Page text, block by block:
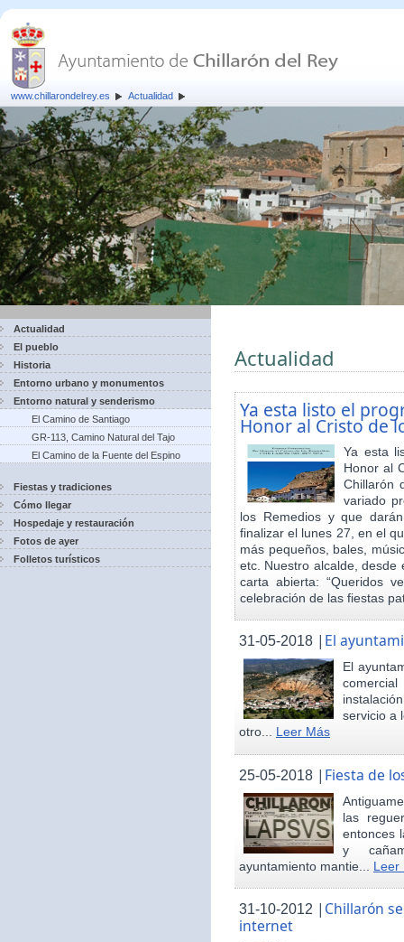
www.chillarondelrey.es Actualidad
Actualidad
El pueblo
Historia
Entorno urbano y monumentos
Entorno natural y senderismo
El Camino de Santiago
GR-113, Camino Natural del Tajo
El Camino de la Fuente del Espino
Fiestas y tradiciones
Cómo llegar
Hospedaje y restauración
Fotos de ayer
Folletos turísticos
Actualidad
Ya esta listo el
Honor al Cristo de
Ya esta
Honor al
Chillarón
variado
los Remedios y que
finalizar el lunes 27, en el
más pequeños, bales,
etc. Nuestro alcalde,
carta abierta: “Queridos
celebración de las fiestas
31-05-2018 | El
El
servicio a
otro... Leer Más
25-05-2018 | Fiesta de
las
entonces
y
ayuntamiento mantie... Leer
31-10-2012 | Chillarón
internet